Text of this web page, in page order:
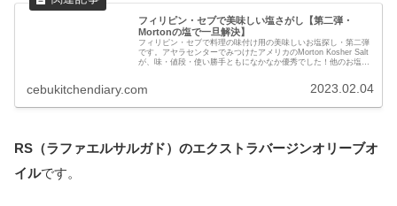
フィリピン・セブで美味しい塩さがし【第二弾・
Mortonの塩で一旦解決】
フィリピン・セブで料理の味付け用の美味しいお塩探し・第二弾
です。アヤラセンターでみつけたアメリカのMorton Kosher Salt
が、味・値段・使い勝手ともになかなか優秀でした！他のお塩と
cebukitchendiary.com 2023.02.04
RS（ラファエルサルガド）のエクストラバージンオリーブオ
イルです。